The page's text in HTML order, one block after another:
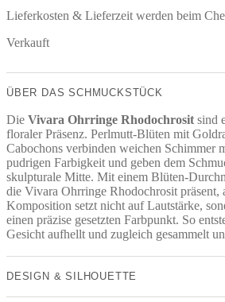
Lieferkosten & Lieferzeit werden beim
Verkauft
ÜBER DAS SCHMUCKSTÜCK
Die Vivara Ohrringe Rhodochrosit sind
floraler Präsenz. Perlmutt-Blüten mit
Cabochons verbinden weichen Schimmer
pudrigen Farbigkeit und geben dem
skulpturale Mitte. Mit einem Blüten-
die Vivara Ohrringe Rhodochrosit präsent,
Komposition setzt nicht auf Lautstärke,
einen präzise gesetzten Farbpunkt. So
Gesicht aufhellt und zugleich gesammelt
DESIGN & SILHOUETTE